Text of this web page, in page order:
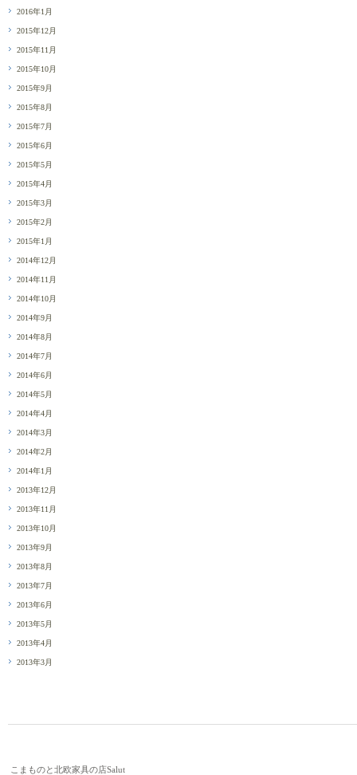
2016年1月
2015年12月
2015年11月
2015年10月
2015年9月
2015年8月
2015年7月
2015年6月
2015年5月
2015年4月
2015年3月
2015年2月
2015年1月
2014年12月
2014年11月
2014年10月
2014年9月
2014年8月
2014年7月
2014年6月
2014年5月
2014年4月
2014年3月
2014年2月
2014年1月
2013年12月
2013年11月
2013年10月
2013年9月
2013年8月
2013年7月
2013年6月
2013年5月
2013年4月
2013年3月
こまものと北欧家具の店Salut